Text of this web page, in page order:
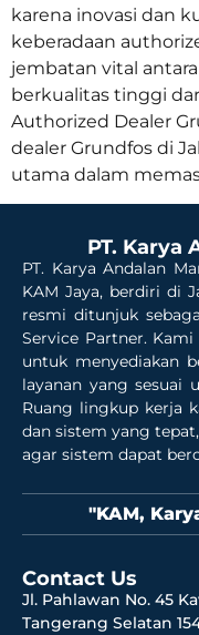
karena inovasi dan
keberadaan
jembatan vital
berkualitas tinggi
Authorized Dealer
dealer Grundfos di
utama dalam
PT. Karya
PT. Karya Andalan
KAM Jaya, berdiri di
resmi ditunjuk
Service Partner.
untuk menyediakan
layanan yang sesuai
Ruang lingkup kerja
dan sistem yang
agar sistem dapat
"KAM,
Contact Us
Jl. Pahlawan No. 45
Tangerang Selatan